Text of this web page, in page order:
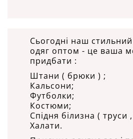
Сьогодні наш
одяг оптом - це ваша
придбати :
Штани ( брюки ) ;
Кальсони;
Футболки;
Костюми;
Спідня білизна ( труси
Халати.